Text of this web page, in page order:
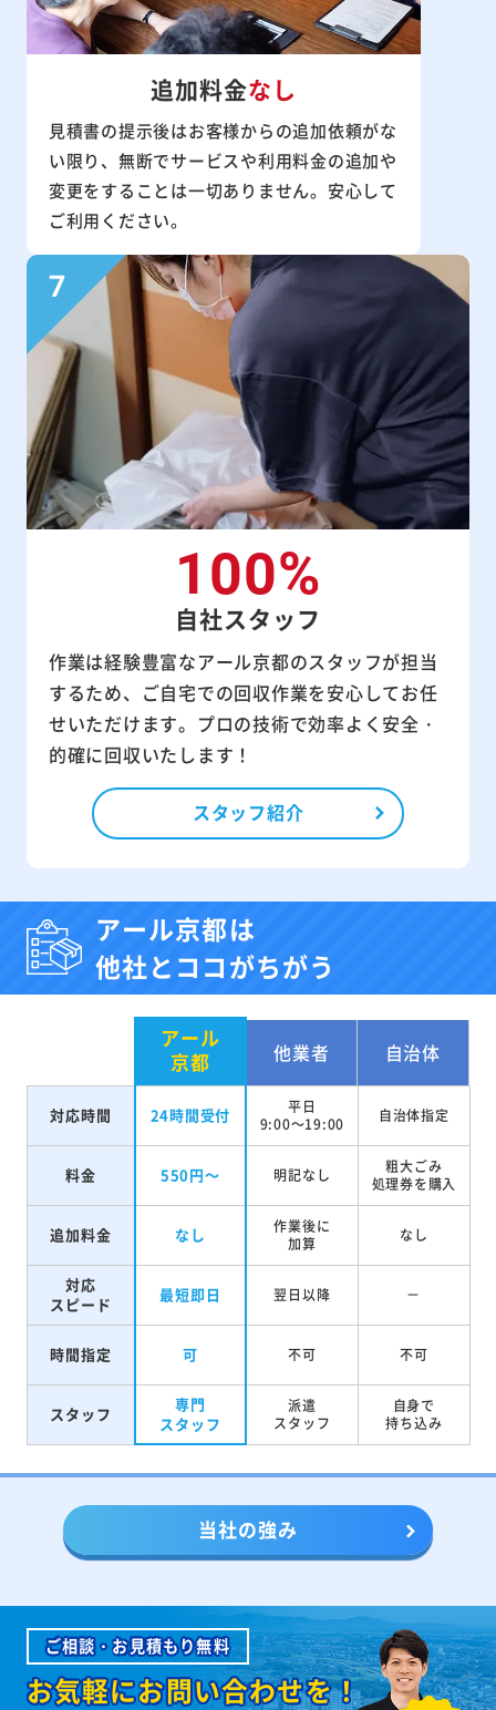
追加料金なし
見積書の提示後はお客様からの追加依頼がな
い限り、無断でサービスや利用料金の追加や
変更をすることは一切ありません。安心して
ご利用ください。
100%
自社スタッフ
作業は経験豊富なアール京都のスタッフが担当
するため、ご自宅での回収作業を安心してお任
せいただけます。プロの技術で効率よく安全・
的確に回収いたします！
スタッフ紹介
アール京都は
他社とココがちがう
アール
京都
他業者 自治体
対応時間 24時間受付
平日
9:00～19:00
自治体指定
料金 550円～ 明記なし
粗大ごみ
処理券を購入
追加料金 なし
作業後に
加算
なし
対応
スピード
最短即日 翌日以降 －
時間指定 可 不可 不可
スタッフ
専門
スタッフ
派遣
スタッフ
自身で
持ち込み
当社の強み
ご相談・お見積もり無料
お気軽にお問い合わせを！